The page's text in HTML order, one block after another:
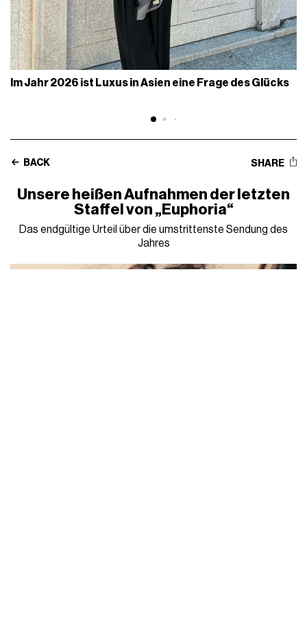
Im Jahr 2026 ist Luxus in Asien eine Frage des Glücks
BACK SHARE
Unsere heißen Aufnahmen der letzten
Staffel von „Euphoria“
Das endgültige Urteil über die umstrittenste Sendung des
Jahres